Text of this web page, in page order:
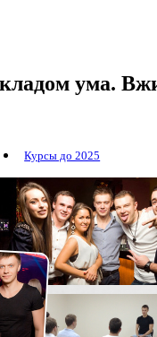
ума.
Курсы до 2025